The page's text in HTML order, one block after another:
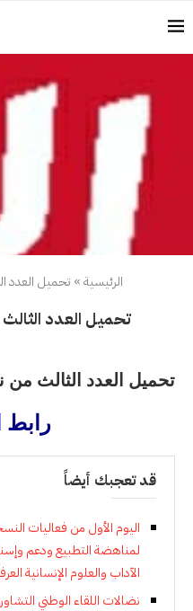
الرئيسية» تحميل العدد
تحميل العدد
تحميل العدد الثالث
رابط
قد تعجبك أيضاً
اليوم الأول من فعاليات
لمناهضة التطبيع ودعم
الآداب والعلوم الإنسانية
نضالات اللقاء الوطني